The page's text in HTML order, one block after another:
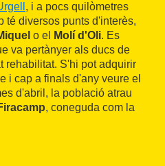
, i a pocs quilòmetres
té diversos punts d'interès,
o el Molí d'Oli. Es
va pertànyer als ducs de
rehabilitat. S'hi pot adquirir
i cap a finals d'any veure el
d'abril, la població atrau
, coneguda com la